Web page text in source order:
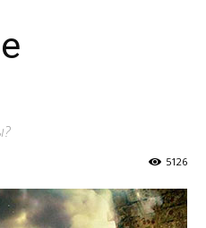
5126